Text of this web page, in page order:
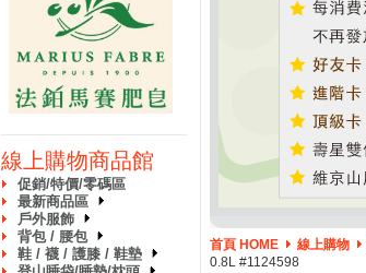
線上購物商品館
促銷/特價/零碼區
最新商品區
戶外服飾
背包 / 腰包
鞋 / 襪 / 護膝 / 鞋墊
首頁 HOME 線上購物
0.8L #1124598